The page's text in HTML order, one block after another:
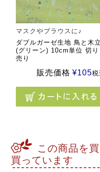
マスクやブラウスに♪
ダブルガーゼ生地 鳥と木立
(グリーン) 10cm単位 切り
売り
販売価格 ¥105税
この商品を
買っています